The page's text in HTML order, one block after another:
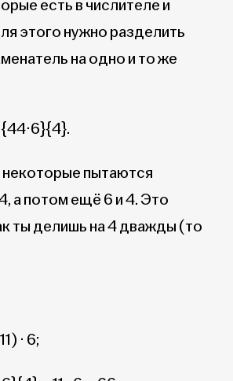
есть в числителе и
этого нужно разделить
на одно и то же
.
пытаются
а потом ещё 6 и 4. Это
ты делишь на 4 дважды (то
· 6;